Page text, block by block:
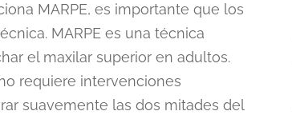
MARPE, es importante que los
MARPE es una técnica
el maxilar superior en adultos.
requiere intervenciones
suavemente las dos mitades del